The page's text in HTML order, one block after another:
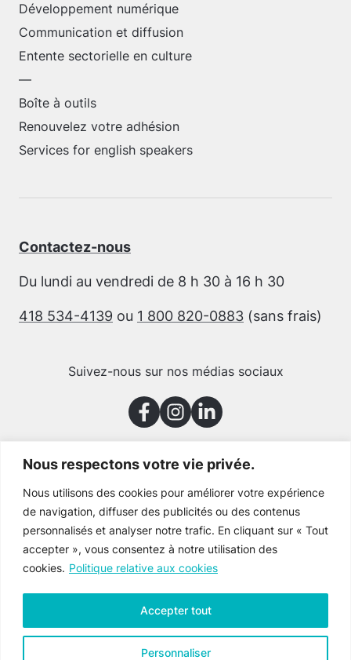
Nous respectons votre vie privée.
Nous utilisons des cookies pour améliorer votre expérience
de navigation, diffuser des publicités ou des contenus
personnalisés et analyser notre trafic. En cliquant sur « Tout
accepter », vous consentez à notre utilisation des
cookies. Politique relative aux cookies
Personnaliser
Accepter tout
Développement numérique
Communication et diffusion
Entente sectorielle en culture
—
Boîte à outils
Renouvelez votre adhésion
Services for english speakers
Contactez-nous
Du lundi au vendredi de 8 h 30 à 16 h 30
418 534-4139 ou 1 800 820-0883 (sans frais)
Suivez-nous sur nos médias sociaux
Merci à nos partenaires